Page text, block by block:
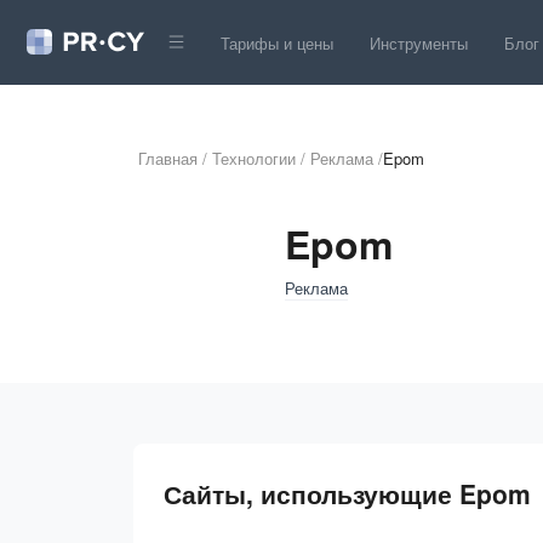
Тарифы и цены Инструменты Блог
Главная / Технологии / Реклама /Epom
Epom
Реклама
Сайты, использующие Epom